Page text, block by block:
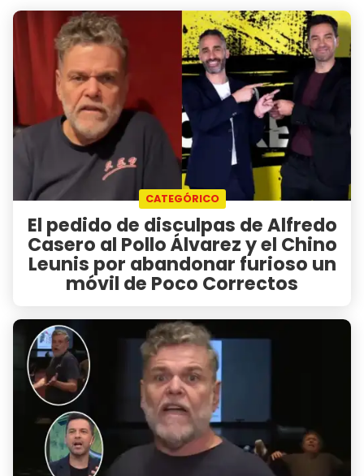
CATEGÓRICO
El pedido de disculpas de Alfredo
Casero al Pollo Álvarez y el Chino
Leunis por abandonar furioso un
móvil de Poco Correctos